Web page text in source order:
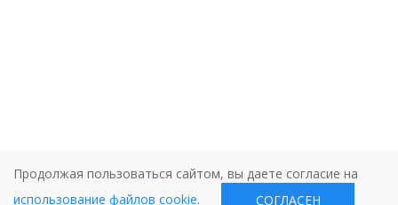
Продолжая пользоваться сайтом, вы даете согласие на
использование файлов cookie. СОГЛАСЕН